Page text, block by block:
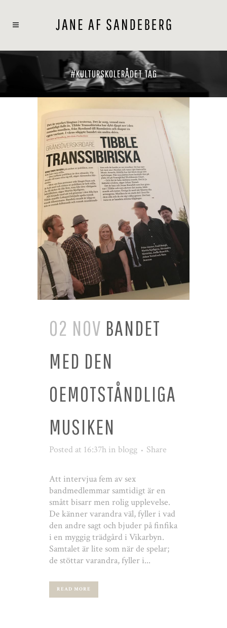
#KULTURSKOLERÅDET TAG
02 NOV BANDET
MED DEN
OEMOTSTÅNDLIGA
MUSIKEN
Posted at 16:37h in blogg Share
Att intervjua fem av sex
bandmedlemmar samtidigt är en
smått bisarr men rolig upplevelse.
De känner varandra väl, fyller i vad
den andre sagt och bjuder på finfika
i en myggig trädgård i Vikarbyn.
Samtalet är lite som när de spelar;
de stöttar varandra, fyller i...
READ MORE